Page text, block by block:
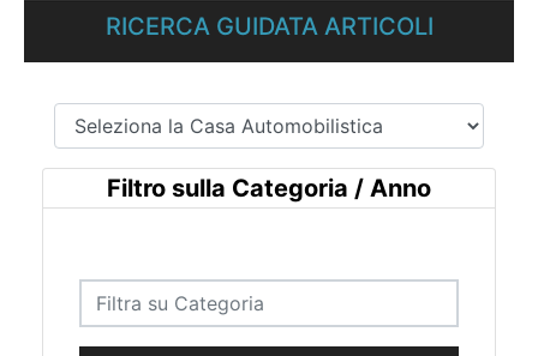
RICERCA GUIDATA ARTICOLI
Filtro sulla Categoria / Anno